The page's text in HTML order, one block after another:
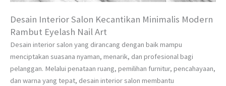
Desain Interior Salon Kecantikan Minimalis Modern
Rambut Eyelash Nail Art
Desain interior salon yang dirancang dengan baik mampu
menciptakan suasana nyaman, menarik, dan profesional bagi
pelanggan. Melalui penataan ruang, pemilihan furnitur, pencahayaan,
dan warna yang tepat, desain interior salon membantu